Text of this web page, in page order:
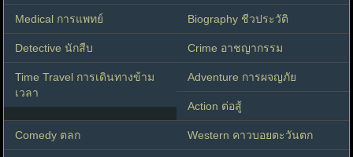
Medical การแพทย์ Biography ชีวประวัติ
Detective นักสืบ Crime อาชญากรรม
Time Travel การเดินทางข้าม
เวลา
Adventure การผจญภัย
Action ต่อสู้
Comedy ตลก Western คาวบอยตะวันตก